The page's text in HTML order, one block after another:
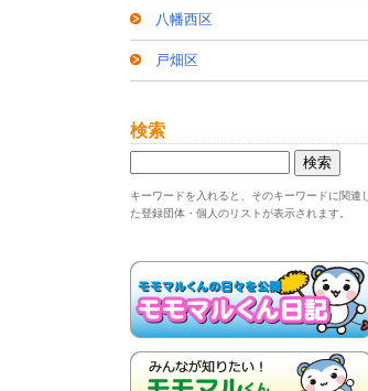
八幡西区
戸畑区
検索
キーワードを入れると、そのキーワードに関連し
た登録団体・個人のリストが表示されます。